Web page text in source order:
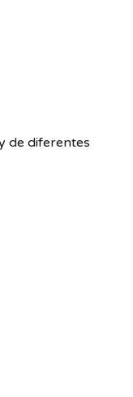
de diferentes